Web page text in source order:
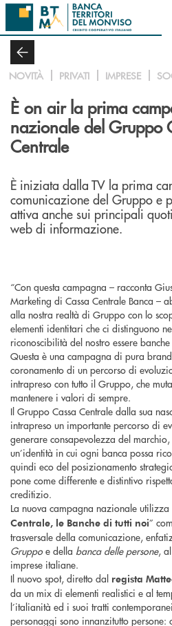
Salta al contenuto principale
NOVITÀ PRIVATI IMPRESE
È on air la prima
nazionale del Gruppo
Centrale
È iniziata dalla TV la prima
comunicazione del Gruppo e
attiva anche sui principali
web di informazione.
“Con questa campagna – racconta
Marketing di Cassa Centrale Banca –
alla nostra realtà di Gruppo con lo
elementi identitari che ci distinguono
riconoscibilità del nostro essere
Questa è una campagna di pura
coronamento di un percorso di
intrapreso con tutto il Gruppo, che
mantenere i valori di sempre.
Il Gruppo Cassa Centrale dalla sua
intrapreso un importante percorso di
generare consapevolezza del
un’identità in cui ogni banca possa
quindi eco del posizionamento
pone come differente e distintivo
creditizio.
La nuova campagna nazionale
Centrale, le Banche di tutti noi”
trasversale della comunicazione,
Gruppo e della banca delle persone,
imprese italiane.
Il nuovo spot, diretto dal regista
da un mix di elementi realistici e al
l’italianità ed i suoi tratti
personaggi sono innanzitutto